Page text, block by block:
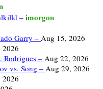
–imorgon
Garry – Aug 15, 2026
2026
Rodrigues – Aug 22, 2026
vs. Song – Aug 29, 2026
2026